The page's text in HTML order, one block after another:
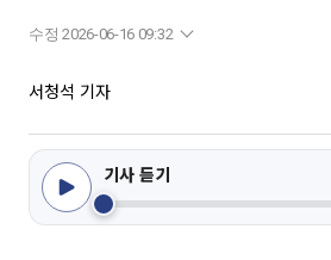
수정 2026-06-16 09:32
서청석 기자
기사 듣기